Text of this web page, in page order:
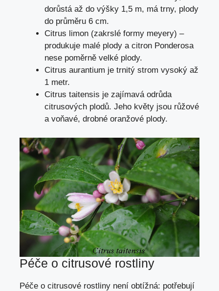
dorůstá až do výšky 1,5 m, má trny, plody
do průměru 6 cm.
Citrus limon (zakrslé formy meyery) –
produkuje malé plody a citron Ponderosa
nese poměrně velké plody.
Citrus aurantium je trnitý strom vysoký až
1 metr.
Citrus taitensis je zajímavá odrůda
citrusových plodů. Jeho květy jsou růžové
a voňavé, drobné oranžové plody.
Péče o citrusové rostliny
Péče o citrusové rostliny není obtížná: potřebují